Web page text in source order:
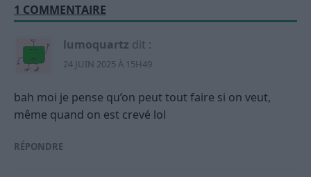
1 COMMENTAIRE
lumoquartz dit :
24 JUIN 2025 À 15H49
bah moi je pense qu’on peut tout faire si on veut,
même quand on est crevé lol
RÉPONDRE